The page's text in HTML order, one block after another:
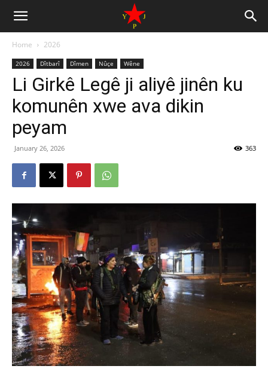
Home 2026
2026 Dîtbarî Dîmen Nûçe Wêne
Li Girkê Legê ji aliyê jinên ku
komunên xwe ava dikin
peyam
January 26, 2026 363